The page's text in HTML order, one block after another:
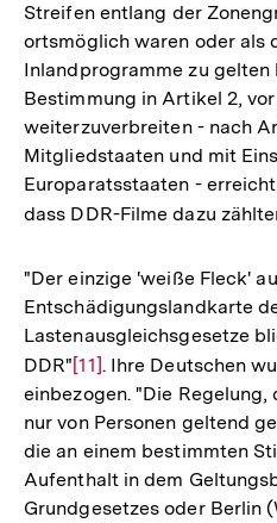
Streifen entlang der
ortsmöglich waren oder als
Inlandprogramme zu gelten
Bestimmung in Artikel 2,
weiterzuverbreiten - nach
Mitgliedstaaten und mit
Europaratsstaaten -
dass DDR-Filme dazu
"Der einzige 'weiße Fleck'
Entschädigungslandkarte
Lastenausgleichsgesetze
DDR"Zur
Auflösung
der
Fußnote
[11]. Ihre Deutschen
einbezogen. "Die
nur von Personen geltend
die an einem bestimmten
Aufenthalt in dem
Grundgesetzes oder Berlin